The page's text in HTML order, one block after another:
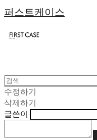
퍼스트케이스
수정하기
삭제하기
글쓴이